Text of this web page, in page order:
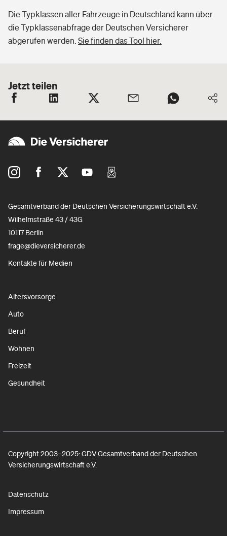
Die Typklassen aller Fahrzeuge in Deutschland kann über
die Typklassenabfrage der Deutschen Versicherer
abgerufen werden. Sie finden das Tool hier.
Jetzt teilen
Gesamtverband der Deutschen Versicherungswirtschaft e.V.
Wilhelmstraße 43 / 43G
10117 Berlin
frage@dieversicherer.de
Kontakte für Medien
Altersvorsorge
Auto
Beruf
Wohnen
Freizeit
Gesundheit
Copyright 2003–2025: GDV Gesamtverband der Deutschen
Versicherungswirtschaft e.V.
Datenschutz
Impressum